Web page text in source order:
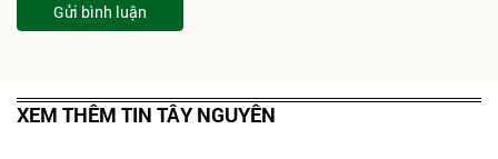
Gửi bình luận
XEM THÊM TIN TÂY NGUYÊN